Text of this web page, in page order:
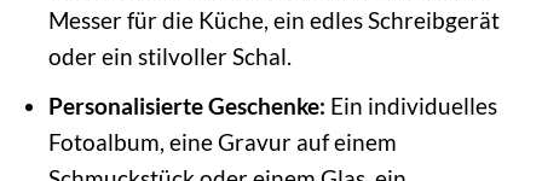
Messer für die Küche, ein edles Schreibgerät
oder ein stilvoller Schal.
Personalisierte Geschenke: Ein individuelles
Fotoalbum, eine Gravur auf einem